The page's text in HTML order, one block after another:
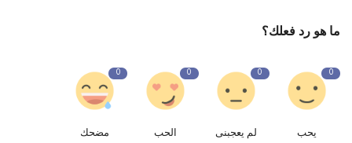
ما هو رد فعلك؟
0
يحب
0
لم يعجبنى
0
الحب
0
مضحك